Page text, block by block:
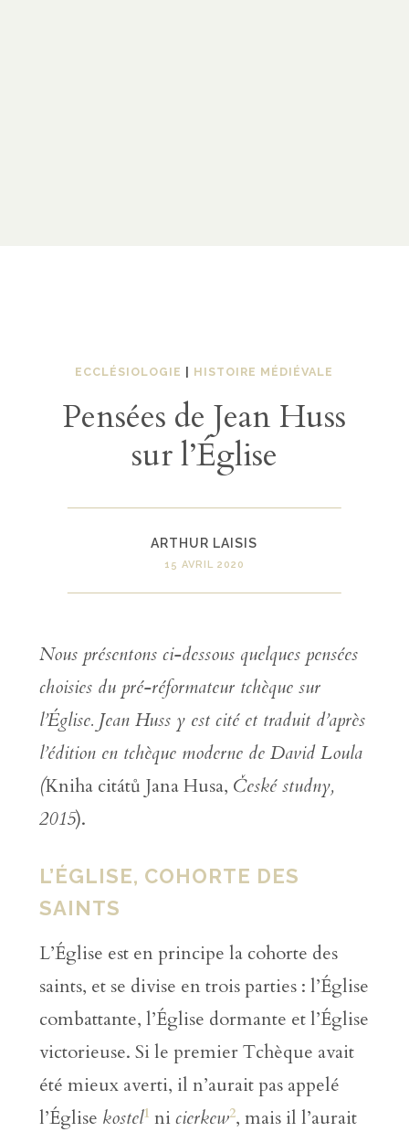
ECCLÉSIOLOGIE HISTOIRE MÉDIÉVALE
Pensées de Jean Huss
sur l’Église
ARTHUR LAISIS
15 AVRIL 2020
Nous présentons ci-dessous quelques pensées
choisies du pré-réformateur tchèque sur
l’Église. Jean Huss y est cité et traduit d’après
l’édition en tchèque moderne de David Loula
(Kniha citátů Jana Husa, České studny,
2015).
L’ÉGLISE, COHORTE DES
SAINTS
L’Église est en principe la cohorte des
saints, et se divise en trois parties : l’Église
combattante, l’Église dormante et l’Église
victorieuse. Si le premier Tchèque avait
été mieux averti, il n’aurait pas appelé
l’Église kostel1 nicierkew2, mais il l’aurait